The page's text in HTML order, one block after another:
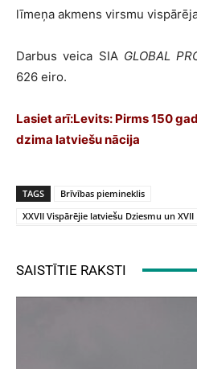
līmeņa akmens virsmu
Darbus veica SIAGLOBAL
626 eiro.
Lasiet arī:Levits: Pirms 150
dzima latviešu nācija
TAGS
Brīvības piemineklis
XXVII Vispārējie latviešu Dziesmu un
SAISTĪTIE RAKSTI